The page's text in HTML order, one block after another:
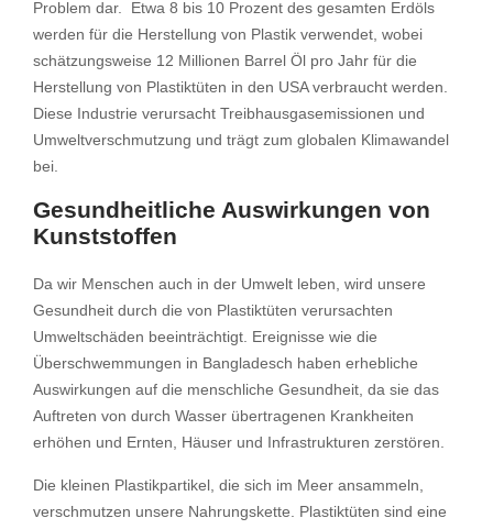
Problem dar. Etwa 8 bis 10 Prozent des gesamten Erdöls
werden für die Herstellung von Plastik verwendet, wobei
schätzungsweise 12 Millionen Barrel Öl pro Jahr für die
Herstellung von Plastiktüten in den USA verbraucht werden.
Diese Industrie verursacht Treibhausgasemissionen und
Umweltverschmutzung und trägt zum globalen Klimawandel
bei.
Gesundheitliche Auswirkungen von
Kunststoffen
Da wir Menschen auch in der Umwelt leben, wird unsere
Gesundheit durch die von Plastiktüten verursachten
Umweltschäden beeinträchtigt. Ereignisse wie die
Überschwemmungen in Bangladesch haben erhebliche
Auswirkungen auf die menschliche Gesundheit, da sie das
Auftreten von durch Wasser übertragenen Krankheiten
erhöhen und Ernten, Häuser und Infrastrukturen zerstören.
Die kleinen Plastikpartikel, die sich im Meer ansammeln,
verschmutzen unsere Nahrungskette. Plastiktüten sind eine